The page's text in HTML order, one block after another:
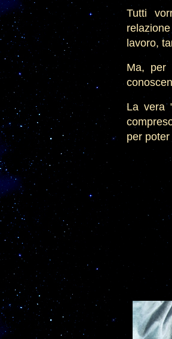
Tutti
lavoro,
Ma, per
La vera
per